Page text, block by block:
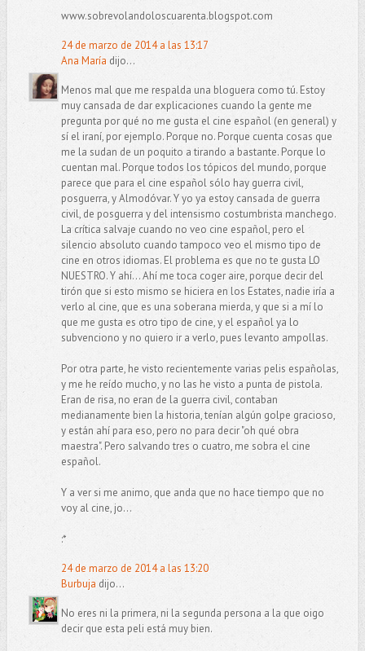
www.sobrevolandoloscuarenta.blogspot.com
24 de marzo de 2014 a las 13:17
Ana María dijo...
Menos mal que me respalda una bloguera como tú. Estoy
muy cansada de dar explicaciones cuando la gente me
pregunta por qué no me gusta el cine español (en general) y
sí el iraní, por ejemplo. Porque no. Porque cuenta cosas que
me la sudan de un poquito a tirando a bastante. Porque lo
cuentan mal. Porque todos los tópicos del mundo, porque
parece que para el cine español sólo hay guerra civil,
posguerra, y Almodóvar. Y yo ya estoy cansada de guerra
civil, de posguerra y del intensismo costumbrista manchego.
La crítica salvaje cuando no veo cine español, pero el
silencio absoluto cuando tampoco veo el mismo tipo de
cine en otros idiomas. El problema es que no te gusta LO
NUESTRO. Y ahí... Ahí me toca coger aire, porque decir del
tirón que si esto mismo se hiciera en los Estates, nadie iría a
verlo al cine, que es una soberana mierda, y que si a mí lo
que me gusta es otro tipo de cine, y el español ya lo
subvenciono y no quiero ir a verlo, pues levanto ampollas.
Por otra parte, he visto recientemente varias pelis españolas,
y me he reído mucho, y no las he visto a punta de pistola.
Eran de risa, no eran de la guerra civil, contaban
medianamente bien la historia, tenían algún golpe gracioso,
y están ahí para eso, pero no para decir "oh qué obra
maestra". Pero salvando tres o cuatro, me sobra el cine
español.
Y a ver si me animo, que anda que no hace tiempo que no
voy al cine, jo...
:*
24 de marzo de 2014 a las 13:20
Burbuja dijo...
No eres ni la primera, ni la segunda persona a la que oigo
decir que esta peli está muy bien.